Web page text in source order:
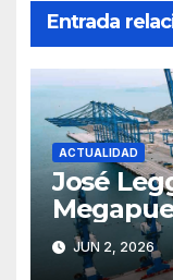
Entrada
ACTUALIDAD
José
el
global
JUN 2, 2026